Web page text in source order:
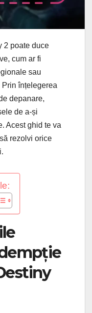
2 poate duce
cum ar fi
sau
înțelegerea
depanare,
de a-și
Acest ghid te va
rezolvi orice